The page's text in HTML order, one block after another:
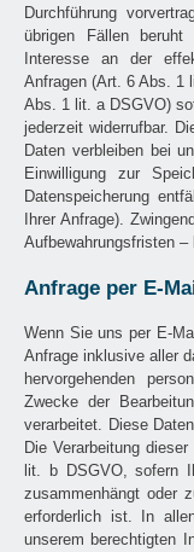
Durchführung
übrigen Fällen beruht
Interesse an der
Anfragen (Art. 6 Abs. 1
Abs. 1 lit. a DSGVO)
jederzeit widerrufbar.
Daten verbleiben bei
Einwilligung zur
Datenspeicherung
Ihrer Anfrage).
Aufbewahrungsfristen –
Anfrage per E-
Wenn Sie uns per E-
Anfrage inklusive aller
hervorgehenden
Zwecke der
verarbeitet. Diese
Die Verarbeitung
lit. b DSGVO, sofern
zusammenhängt oder
erforderlich ist. In
unserem berechtigten